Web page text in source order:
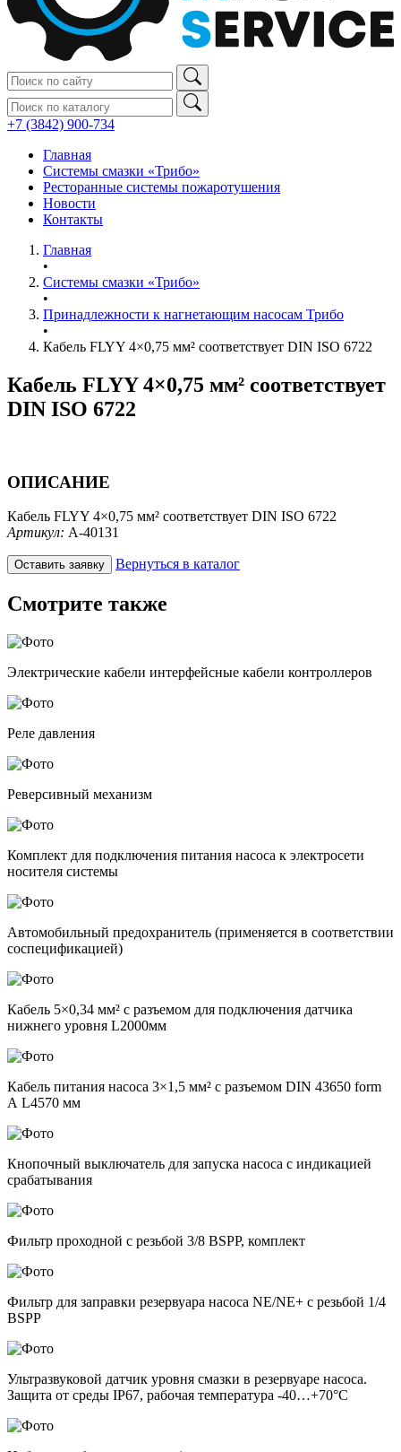
+7 (3842) 900‑734
Главная
Системы смазки «Трибо»
Ресторанные системы пожаротушения
Новости
Контакты
Главная
•
Системы смазки «Трибо»
•
Принадлежности к нагнетающим насосам Трибо
•
Кабель FLYY 4×0,75 мм² соответствует DIN ISO 6722
Кабель FLYY 4×0,75 мм² соответствует
DIN ISO 6722
ОПИСАНИЕ
Кабель FLYY 4×0,75 мм² соответствует DIN ISO 6722
Артикул: A-40131
Оставить заявку Вернуться в каталог
Смотрите также
Электрические кабели интерфейсные кабели контроллеров
Реле давления
Реверсивный механизм
Комплект для подключения питания насоса к электросети
носителя системы
Автомобильный предохранитель (применяется в соответствии
соспецификацией)
Кабель 5×0,34 мм² с разъемом для подключения датчика
нижнего уровня L2000мм
Кабель питания насоса 3×1,5 мм² с разъемом DIN 43650 form
А L4570 мм
Кнопочный выключатель для запуска насоса с индикацией
срабатывания
Фильтр проходной с резьбой 3/8 BSPP, комплект
Фильтр для заправки резервуара насоса NE/NE+ с резьбой 1/4
BSPP
Ультразвуковой датчик уровня смазки в резервуаре насоса.
Защита от среды IP67, рабочая температура -40…+70°С